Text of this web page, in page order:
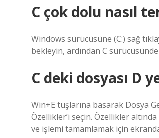
C çok dolu nasıl
Windows sürücüsüne (C:) sağ
bekleyin, ardından C
C deki dosyası D
Win+E tuşlarına basarak Dosya
Özellikler’i seçin. Özellikler altında
ve işlemi tamamlamak için